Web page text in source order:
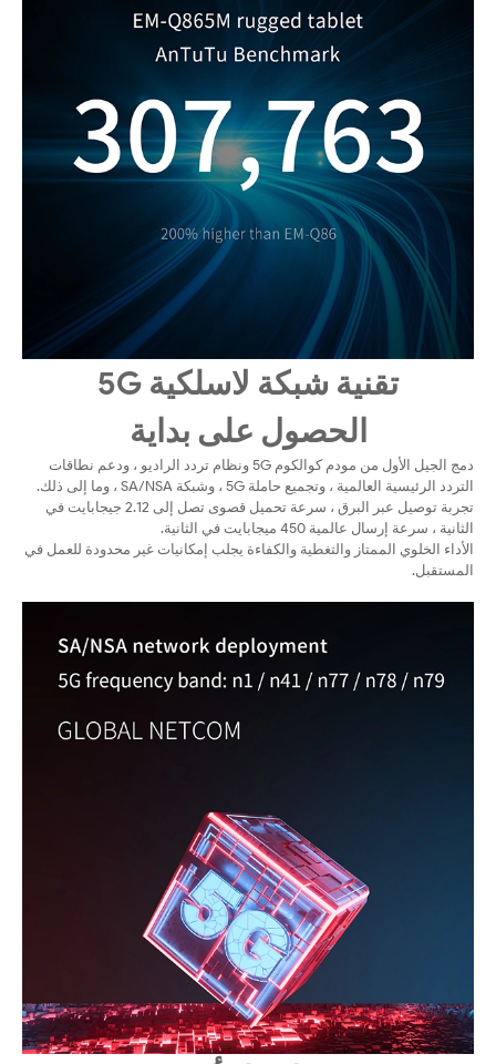
تقنية شبكة لاسلكية 5G
الحصول على بداية
دمج الجيل الأول من مودم كوالكوم 5G ونظام تردد الراديو ، ودعم نطاقات
التردد الرئيسية العالمية ، وتجميع حاملة 5G ، وشبكة SA/NSA ، وما إلى ذلك.
تجربة توصيل عبر البرق ، سرعة تحميل قصوى تصل إلى 2.12 جيجابايت في
الثانية ، سرعة إرسال عالمية 450 ميجابايت في الثانية.
الأداء الخلوي الممتاز والتغطية والكفاءة يجلب إمكانيات غير محدودة للعمل في
المستقبل.